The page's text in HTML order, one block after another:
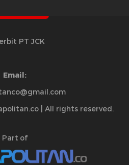
PT JCK
Email:
| All rights reserved.
Part of